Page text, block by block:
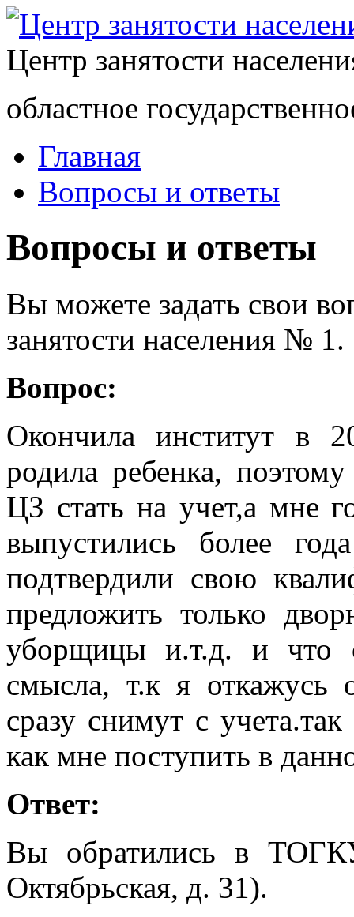
Центр занятости
областное
Главная
Вопросы и ответы
Вопросы и ответы
Вы можете задать свои
занятости населения № 1.
Вопрос:
Окончила институт в
родила ребенка,
ЦЗ стать на учет,а мне
выпустились более
подтвердили свою
предложить только
уборщицы и.т.д. и что
смысла, т.к я откажусь
сразу снимут с
как мне поступить в
Ответ:
Вы обратились в
Октябрьская, д. 31).